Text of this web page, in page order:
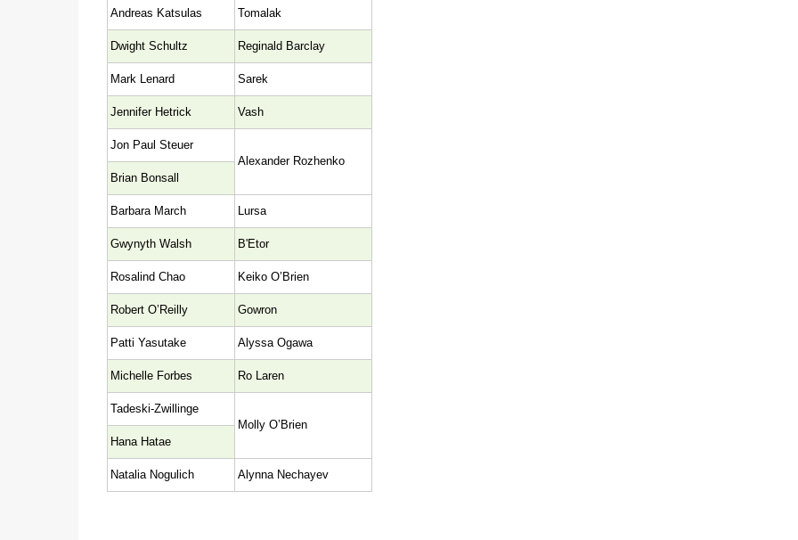
Andreas Katsulas Tomalak
Dwight Schultz Reginald Barclay
Mark Lenard Sarek
Jennifer Hetrick Vash
Jon Paul Steuer
Alexander Rozhenko
Brian Bonsall
Barbara March Lursa
Gwynyth Walsh B'Etor
Rosalind Chao Keiko O’Brien
Robert O’Reilly Gowron
Patti Yasutake Alyssa Ogawa
Michelle Forbes Ro Laren
Tadeski-Zwillinge
Molly O’Brien
Hana Hatae
Natalia Nogulich Alynna Nechayev